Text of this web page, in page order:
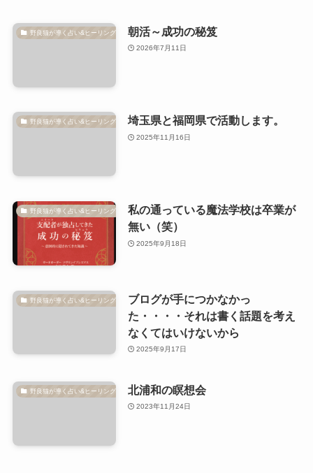
野良猫が導く占い&ヒーリング 朝活～成功の秘笈
2026年7月11日
野良猫が導く占い&ヒーリング 埼玉県と福岡県で活動します。
2025年11月16日
野良猫が導く占い&ヒーリング
私の通っている魔法学校は卒業が
無い（笑）
2025年9月18日
野良猫が導く占い&ヒーリング
ブログが手につかなかっ
た・・・・それは書く話題を考え
なくてはいけないから
2025年9月17日
野良猫が導く占い&ヒーリング 北浦和の瞑想会
2023年11月24日